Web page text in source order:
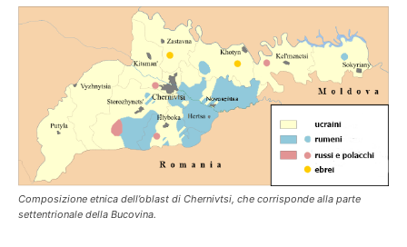
Composizione etnica dell’oblast di Chernivtsi, che corrisponde alla parte
settentrionale della Bucovina.